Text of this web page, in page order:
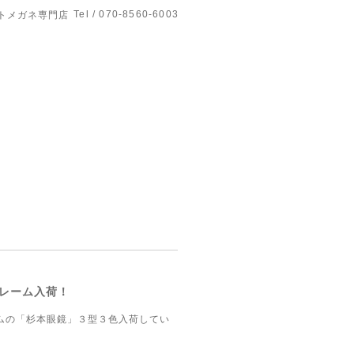
メガネ専門店 Tel / 070-8560-6003
ーム入荷！
「杉本眼鏡」３型３色入荷してい